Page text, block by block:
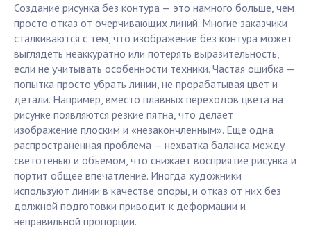
Создание рисунка без контура — это намного больше, чем
просто отказ от очерчивающих линий. Многие заказчики
сталкиваются с тем, что изображение без контура может
выглядеть неаккуратно или потерять выразительность,
если не учитывать особенности техники. Частая ошибка —
попытка просто убрать линии, не прорабатывая цвет и
детали. Например, вместо плавных переходов цвета на
рисунке появляются резкие пятна, что делает
изображение плоским и «незакончленным». Еще одна
распространённая проблема — нехватка баланса между
светотенью и объемом, что снижает восприятие рисунка и
портит общее впечатление. Иногда художники
используют линии в качестве опоры, и отказ от них без
должной подготовки приводит к деформации и
неправильной пропорции.